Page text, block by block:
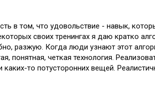
в том, что удовольствие - навык,
своих тренингах я даю кратко
разжую. Когда люди узнают этот
понятная, четкая технология.
то потусторонних вещей.